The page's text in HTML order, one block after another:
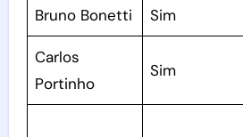
Bruno Bonetti Sim
Carlos
Portinho
Sim